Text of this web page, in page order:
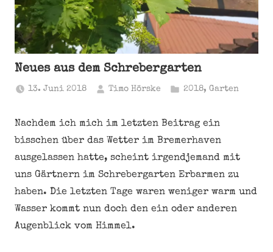
Neues aus dem Schrebergarten
13. Juni 2018 Timo Hörske 2018, Garten
Nachdem ich mich im letzten Beitrag ein
bisschen über das Wetter im Bremerhaven
ausgelassen hatte, scheint irgendjemand mit
uns Gärtnern im Schrebergarten Erbarmen zu
haben. Die letzten Tage waren weniger warm und
Wasser kommt nun doch den ein oder anderen
Augenblick vom Himmel.